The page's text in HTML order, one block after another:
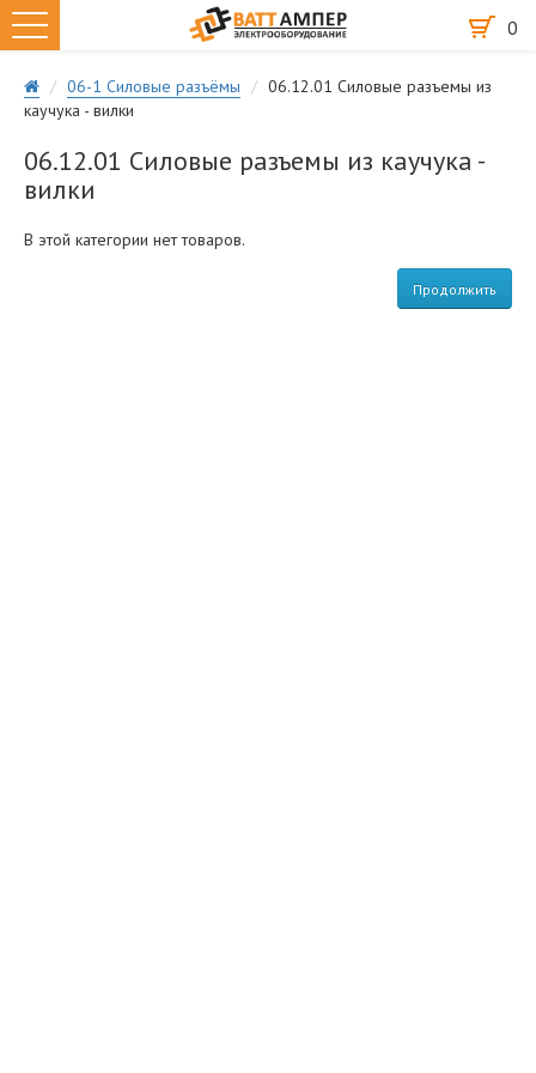
0
06-1 Силовые разъёмы
06.12.01 Силовые разъемы из
каучука - вилки
06.12.01 Силовые разъемы из каучука -
вилки
В этой категории нет товаров.
Продолжить